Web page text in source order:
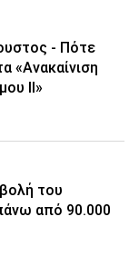
- Πότε
«Ανακαίνιση
ΙΙ»
του
από 90.000